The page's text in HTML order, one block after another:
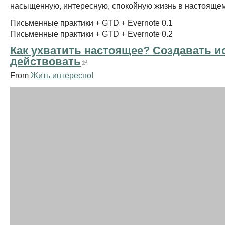
насыщенную, интересную, спокойную жизнь в
Письменные практики + GTD + Evernote 0.1
Письменные практики + GTD + Evernote 0.2
Как ухватить настоящее? Создавать
действовать
From Жить интересно!